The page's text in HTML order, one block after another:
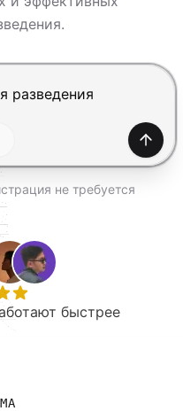
Shift+Enter —
не требуется
быстрее